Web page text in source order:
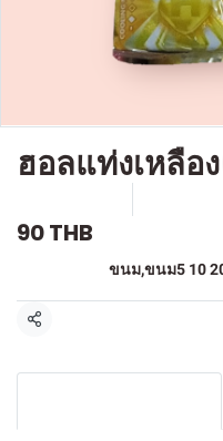
ฮอลแท่งเหลื
90 THB
ขนม,ขนม5 10
แชร์